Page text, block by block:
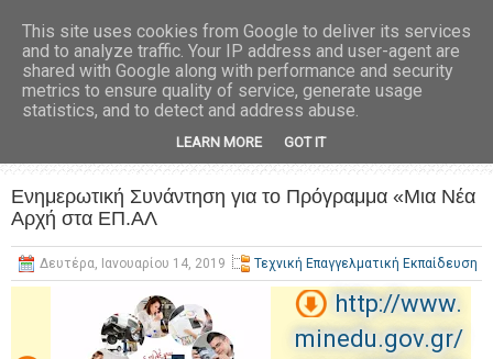
Ενημερωτική Συνάντηση για το Πρόγραμμα «Μια Νέα
Αρχή στα ΕΠ.ΑΛ
Δευτέρα, Ιανουαρίου 14, 2019 Τεχνική Επαγγελματική Εκπαίδευση
http://www.
minedu.gov.gr/
This site uses cookies from Google to deliver its services
and to analyze traffic. Your IP address and user-agent are
shared with Google along with performance and security
metrics to ensure quality of service, generate usage
statistics, and to detect and address abuse.
LEARN MORE GOT IT